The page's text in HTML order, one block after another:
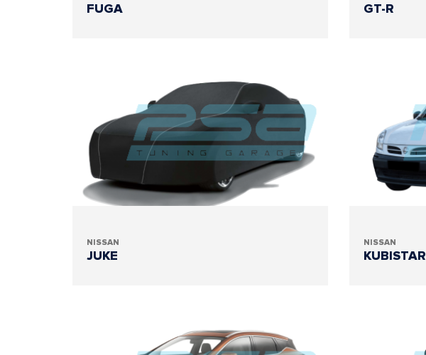
FUGA GT-R
NISSAN
JUKE
NISSAN
KUBISTAR